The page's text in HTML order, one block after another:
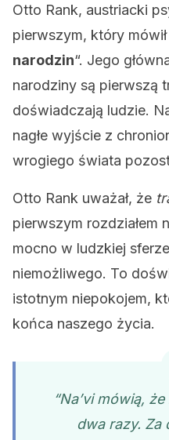
Otto Rank, austriacki
pierwszym, który
narodzin“. Jego
narodziny są pierwszą
doświadczają ludzie.
nagłe wyjście z
wrogiego świata
Otto Rank uważał, że
pierwszym rozdziałem
mocno w ludzkiej
niemożliwego. To
istotnym niepokojem,
końca naszego życia.
“Na’vi mówią,
dwa razy. Za